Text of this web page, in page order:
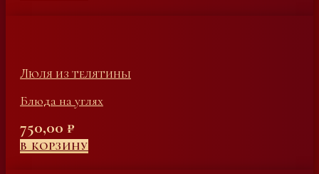
Люля из телятины
Блюда на углях
750,00 ₽
В КОРЗИНУ